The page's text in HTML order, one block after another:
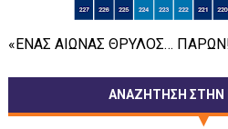
«ΕΝΑΣ ΑΙΩΝΑΣ ΘΡΥΛΟΣ…
ΑΝΑΖΗΤΗΣΗ ΣΤΗΝ